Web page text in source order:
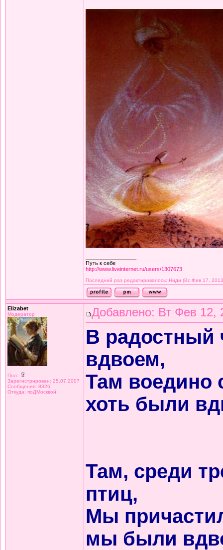
Путь к себе
http://www.liveinternet.ru/users/1307673
Последний раз редактировалось: Ниди (Вс Фев 17,
Elizabet
Модератор
Пол:
Зарегистрирован: 25.07.2007
Сообщения: 8326
Откуда: поДМосквой
Добавлено: Вт Фев 12,
В радостный
вдвоем,
Там воедино
хоть были
Там, среди
птиц,
Мы
мы были